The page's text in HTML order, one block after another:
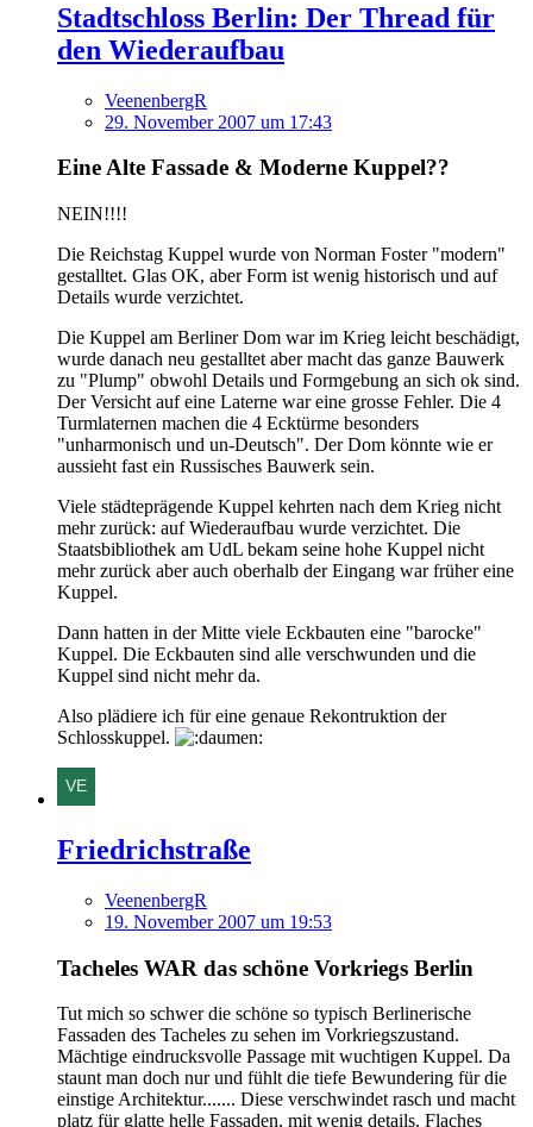
Stadtschloss Berlin: Der Thread für
den Wiederaufbau
VeenenbergR
29. November 2007 um 17:43
Eine Alte Fassade & Moderne Kuppel??
NEIN!!!!
Die Reichstag Kuppel wurde von Norman Foster "modern"
gestalltet. Glas OK, aber Form ist wenig historisch und auf
Details wurde verzichtet.
Die Kuppel am Berliner Dom war im Krieg leicht beschädigt,
wurde danach neu gestalltet aber macht das ganze Bauwerk
zu "Plump" obwohl Details und Formgebung an sich ok sind.
Der Versicht auf eine Laterne war eine grosse Fehler. Die 4
Turmlaternen machen die 4 Ecktürme besonders
"unharmonisch und un-Deutsch". Der Dom könnte wie er
aussieht fast ein Russisches Bauwerk sein.
Viele städteprägende Kuppel kehrten nach dem Krieg nicht
mehr zurück: auf Wiederaufbau wurde verzichtet. Die
Staatsbibliothek am UdL bekam seine hohe Kuppel nicht
mehr zurück aber auch oberhalb der Eingang war früher eine
Kuppel.
Dann hatten in der Mitte viele Eckbauten eine "barocke"
Kuppel. Die Eckbauten sind alle verschwunden und die
Kuppel sind nicht mehr da.
Also plädiere ich für eine genaue Rekontruktion der
Schlosskuppel.
Friedrichstraße
VeenenbergR
19. November 2007 um 19:53
Tacheles WAR das schöne Vorkriegs Berlin
Tut mich so schwer die schöne so typisch Berlinerische
Fassaden des Tacheles zu sehen im Vorkriegszustand.
Mächtige eindrucksvolle Passage mit wuchtigen Kuppel. Da
staunt man doch nur und fühlt die tiefe Bewundering für die
einstige Architektur....... Diese verschwindet rasch und macht
platz für glatte helle Fassaden, mit wenig details. Flaches